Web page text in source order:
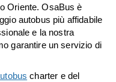
Oriente. OsaBus è
autobus più affidabile
e la nostra
garantire un servizio di
charter e del